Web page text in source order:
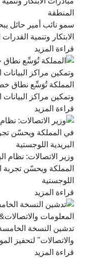
سمو نائب أمير حائل
الابتكار وتنمية
قراءة المزيد
المملكة تُوَسِّع نطاق
وتمكين مراكز
قراءة المزيد
وزير الاتصالات: نظام
المملكة ويحسّن تجربة
اللوجستية
قراءة المزيد
تدشين النسخة
والاتصالات" لتحفيز
قراءة المزيد